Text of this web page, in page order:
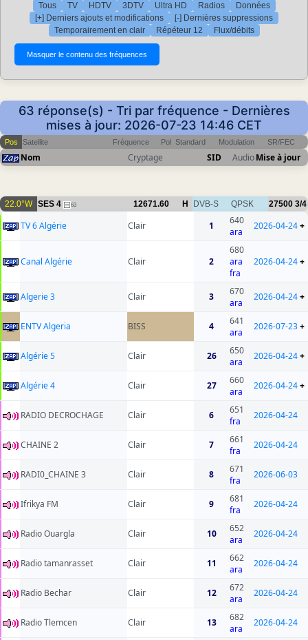
Tous TV HDTV 3DTV Ultra HD Radios
Données
[+] Derniers ajouts et modifications
[-] Dernières suppressions
Temporairement en clair
Répéteur 12 Flux/débits
63 réponse(s) - Tri par fréquence - Dernières
mises à jour: 2026-07-23 14:46 CET
Pos Satellite Fréquence Pol Standard Modulation SR/FEC
Nom Cryptage SID AudioMise à jour
22.0°W SES 4 63 12671.60 H DVB-S QPSK 27500 3/4
TV 6 Algérie Clair 1
640
ara
2026-04-24+
Canal Algérie Clair 2
680
ara
fra
2026-04-24+
Algerie 3 Clair 3
670
ara
2026-04-24+
ENTV Algeria BISS 4
641
ara
2026-07-23+
Algérie 5 Clair 26
650
ara
2026-04-24+
Algérie 4 Clair 27
660
ara
2026-04-24+
RADIO DECROCHAGE Clair 6
651
fra
2026-04-24
CHAINE 2 Clair 7
661
fra
2026-04-24
RADI0_CHAINE 3 Clair 8
671
fra
2026-06-03
Ifrikya FM Clair 9
681
fra
2026-04-24
Radio Ouargla Clair 10
652
ara
2026-04-24
Radio tamanrasset Clair 11
662
ara
2026-04-24
Radio Bechar Clair 12
672
ara
2026-04-24
Radio Tlemcen Clair 13
682
ara
2026-04-24